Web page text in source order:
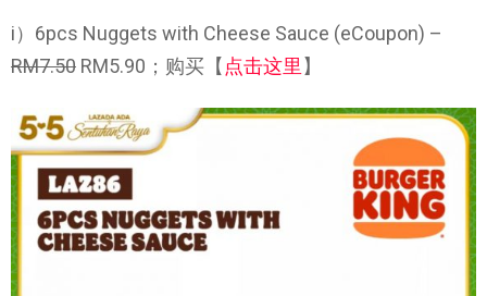
i）6pcs Nuggets with Cheese Sauce (eCoupon) –
RM7.50 RM5.90；购买【 点击这里 】